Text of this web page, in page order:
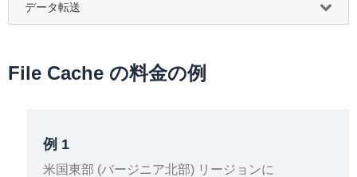
データ転送
File Cache の料金の例
例 1
米国東部 (バージニア北部) リージョンに